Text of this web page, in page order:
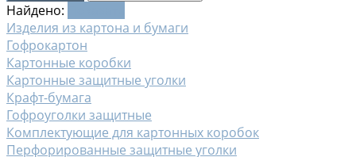
Найдено:
Изделия из картона и бумаги
Гофрокартон
Картонные коробки
Картонные защитные уголки
Крафт-бумага
Гофроуголки защитные
Комплектующие для картонных коробок
Перфорированные защитные уголки